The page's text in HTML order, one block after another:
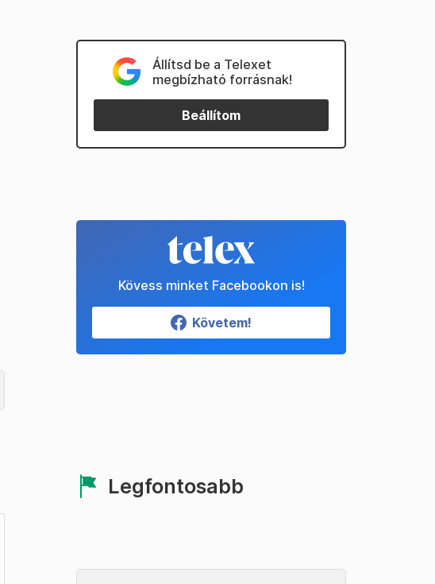
Állítsd be a Telexet
megbízható forrásnak!
Beállítom
Kövess minket Facebookon is!
Követem!
Legfontosabb